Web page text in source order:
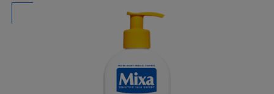
zástupcům a prostředníkům firmy L´Oréal
uhradíte jakékoliv a všechny výdaje,